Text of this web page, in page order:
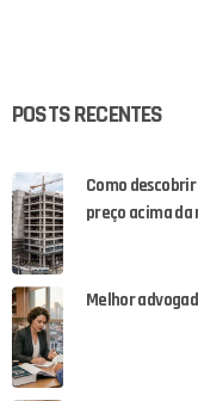
POSTS RECENTES
Como
preço acima
Melhor